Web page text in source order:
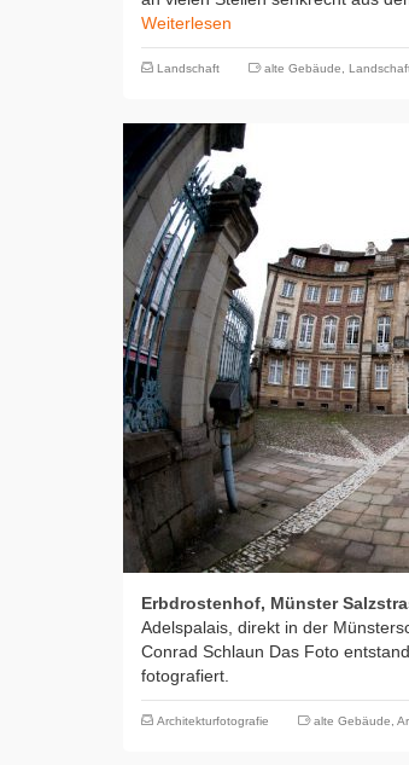
Weiterlesen
Landschaft alte Gebäude
Erbdrostenhof, Münster
Adelspalais, direkt in der
Conrad Schlaun Das Foto
fotografiert.
Architekturfotografie alte Gebäude